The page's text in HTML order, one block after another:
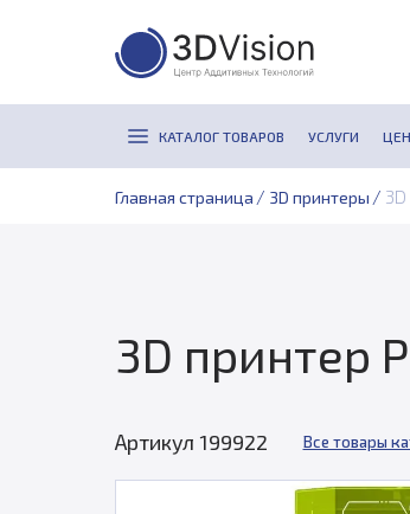
КАТАЛОГ ТОВАРОВ УСЛУГИ
Главная страница / 3D принтеры /
3D принтер
Артикул 199922 Все товары